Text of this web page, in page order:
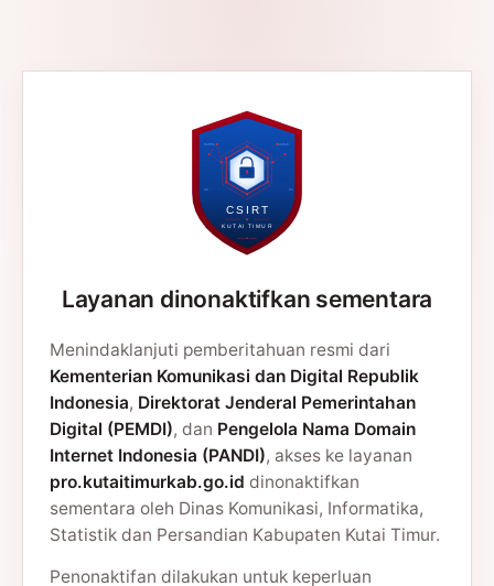
Layanan dinonaktifkan sementara
Menindaklanjuti pemberitahuan resmi dari
Kementerian Komunikasi dan Digital Republik
Indonesia, Direktorat Jenderal Pemerintahan
Digital (PEMDI), dan Pengelola Nama Domain
Internet Indonesia (PANDI), akses ke layanan
pro.kutaitimurkab.go.id dinonaktifkan
sementara oleh Dinas Komunikasi, Informatika,
Statistik dan Persandian Kabupaten Kutai Timur.
Penonaktifan dilakukan untuk keperluan